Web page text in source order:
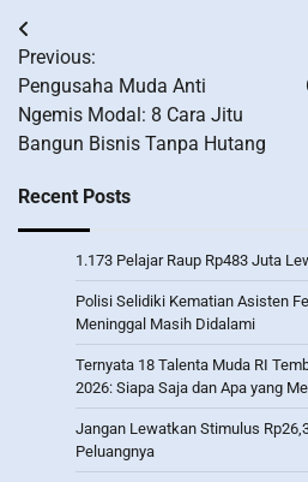
Post
navigation
Previous:
Pengusaha Muda Anti
Ngemis Modal: 8 Cara Jitu
Bangun Bisnis Tanpa Hutang
Recent Posts
1.173 Pelajar Raup Rp483 Juta
Polisi Selidiki Kematian Asisten
Meninggal Masih Didalami
Ternyata 18 Talenta Muda RI
2026: Siapa Saja dan Apa yang
Jangan Lewatkan Stimulus
Peluangnya